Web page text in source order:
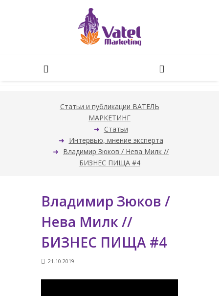
Статьи и публикации ВАТЕЛЬ
МАРКЕТИНГ
Статьи
Интервью, мнение эксперта
Владимир Зюков / Нева Милк //
БИЗНЕС ПИЩА #4
Владимир Зюков /
Нева Милк //
БИЗНЕС ПИЩА #4
21.10.2019